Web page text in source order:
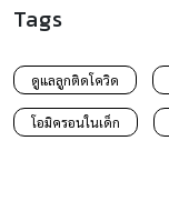
Tags
ดูแลลูกติดโควิด
โอมิครอนในเด็ก